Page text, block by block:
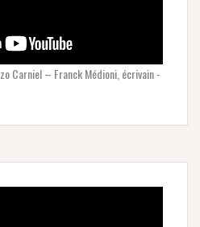
Carniel – Franck Médioni, écrivain -